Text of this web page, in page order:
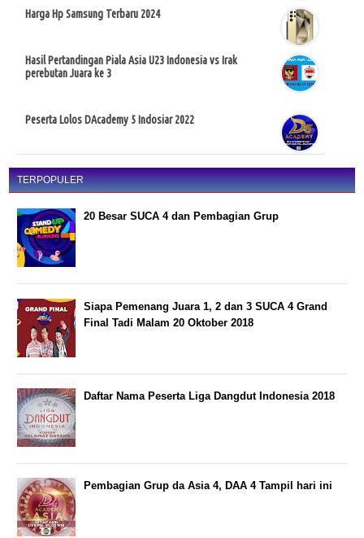
Harga Hp Samsung Terbaru 2024
Hasil Pertandingan Piala Asia U23 Indonesia vs Irak
perebutan Juara ke 3
Peserta Lolos DAcademy 5 Indosiar 2022
TERPOPULER
20 Besar SUCA 4 dan Pembagian Grup
Siapa Pemenang Juara 1, 2 dan 3 SUCA 4 Grand
Final Tadi Malam 20 Oktober 2018
Daftar Nama Peserta Liga Dangdut Indonesia 2018
Pembagian Grup da Asia 4, DAA 4 Tampil hari ini